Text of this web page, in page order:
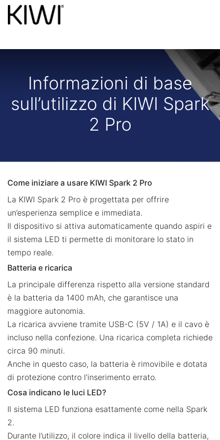
Informazioni di base
sull’utilizzo di KIWI Spark
2 Pro
Come iniziare a usare KIWI Spark 2 Pro
La KIWI Spark 2 Pro è progettata per offrire
un’esperienza semplice e immediata.
Il dispositivo si attiva automaticamente quando aspiri e
il sistema LED ti permette di monitorare lo stato in
tempo reale.
Batteria e ricarica
La principale differenza rispetto alla versione standard
è la batteria da 1400 mAh, che garantisce una
maggiore autonomia.
La ricarica avviene tramite USB-C (5V / 1A) e il cavo è
incluso nella confezione. Una ricarica completa richiede
circa 90 minuti.
Anche in questo caso, la batteria è rimovibile e dotata
di protezione contro l’inserimento errato.
Cosa indicano le luci LED?
Il sistema LED funziona esattamente come nella Spark
2.
Durante l’utilizzo, il colore indica il livello della batteria,